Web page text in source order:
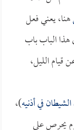
هنا، يعني فعل
هذا الباب باب
قيام الليل،
في أذنيه)،
يحرص على